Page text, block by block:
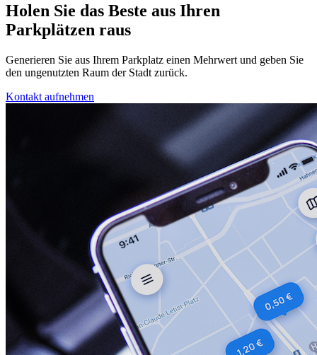
Holen Sie das Beste aus Ihren
Parkplätzen raus
Generieren Sie aus Ihrem Parkplatz einen Mehrwert und geben Sie
den ungenutzten Raum der Stadt zurück.
Kontakt aufnehmen